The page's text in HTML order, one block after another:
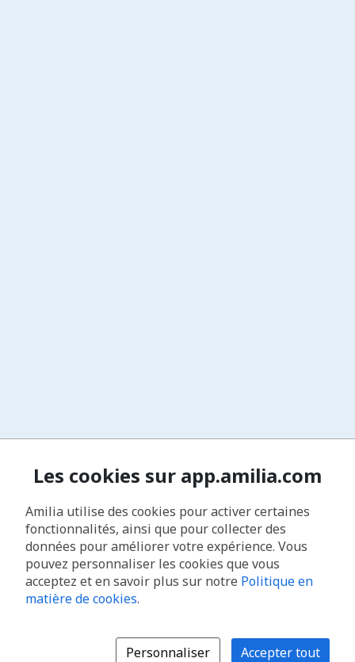
Les cookies sur app.amilia.com
Amilia utilise des cookies pour activer certaines
fonctionnalités, ainsi que pour collecter des
données pour améliorer votre expérience. Vous
pouvez personnaliser les cookies que vous
acceptez et en savoir plus sur notre Politique en
matière de cookies.
Personnaliser Accepter tout